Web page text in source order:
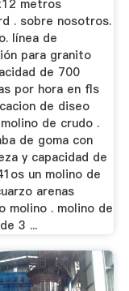
metros
. sobre nosotros.
línea de
para granito
de 700
por hora en fls
de diseo
de crudo .
de goma con
y capacidad de
un molino de
arenas
molino . molino de
3 ...